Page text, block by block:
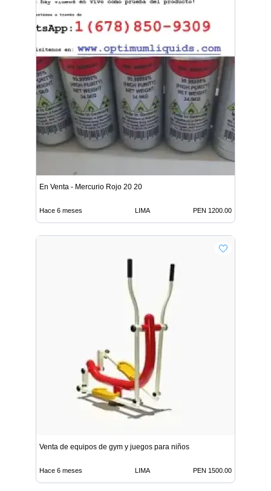
En Venta - Mercurio Rojo 20 20
Hace 6 meses LIMA PEN 1200.00
Venta de equipos de gym y juegos para niños
Hace 6 meses LIMA PEN 1500.00